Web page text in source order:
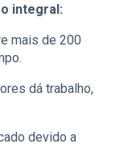
integral:
mais de 200
dá trabalho,
devido a